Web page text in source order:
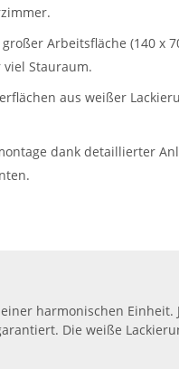
Arbeitsfläche (140 x
Stauraum.
aus weißer
dank detaillierter
harmonischen Einheit.
Die weiße